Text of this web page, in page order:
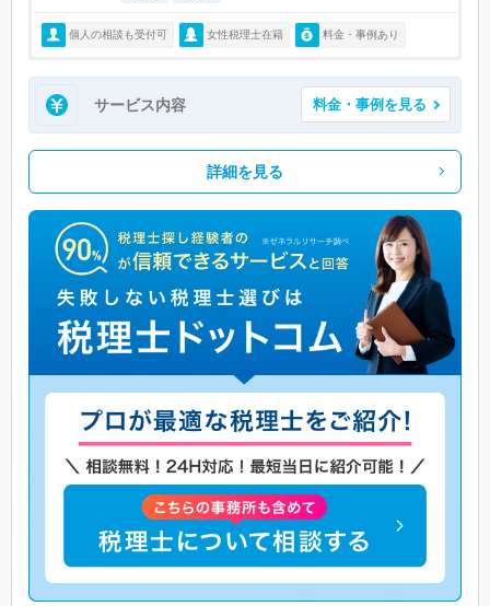
個人の相談も受付可 女性税理士在籍 料金・事例あり
サービス内容 料金・事例を見る
詳細を見る